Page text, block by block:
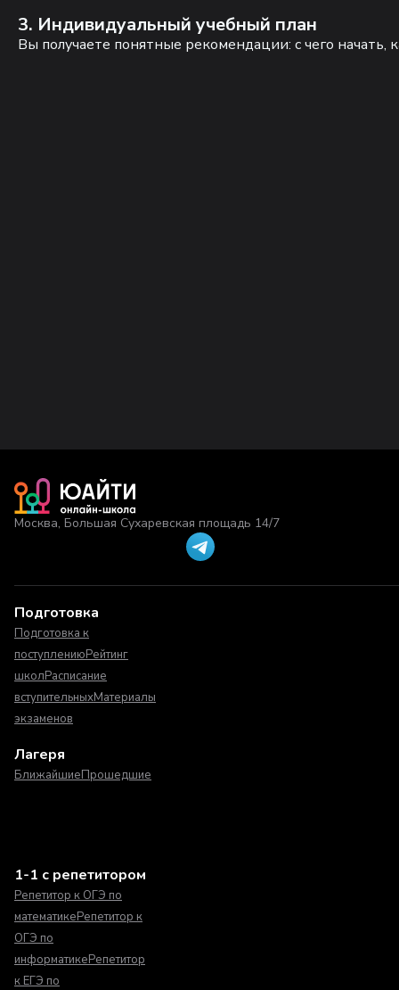
3. Индивидуальный учебный план
Вы получаете понятные рекомендации: с чего начать,
Москва, Большая Сухаревская площадь 14/7
Подготовка
Подготовка к
поступлениюРейтинг
школРасписание
вступительныхМатериалы
экзаменов
Лагеря
БлижайшиеПрошедшие
1-1 с репетитором
Репетитор к ОГЭ по
математикеРепетитор к
ОГЭ по
информатикеРепетитор
к ЕГЭ по